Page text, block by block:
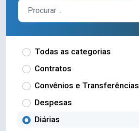
Todas as categorias
Contratos
Convênios e Transferências
Despesas
Diárias